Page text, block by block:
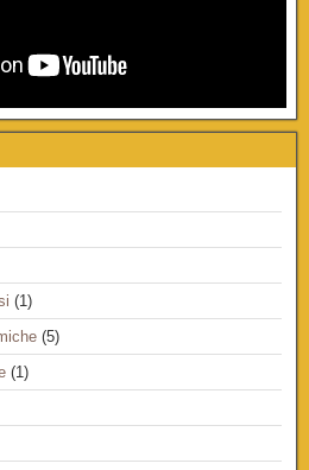
(1)
(5)
(1)